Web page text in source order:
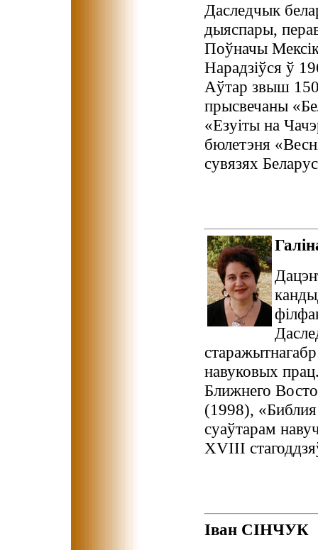
Даследчык
дыяспары,
Поўначы
Нарадзіўся ў
Аўтар звыш
прысвечаны
«Езуіты на
бюлетэня
сувязях
навуковых
Ближнего
(1998),
суаўтарам
XVIII
Іван СІНЧУК